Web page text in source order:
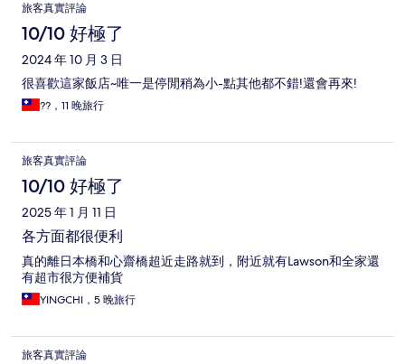
旅客真實評論
10/10 好極了
2024 年 10 月 3 日
很喜歡這家飯店~唯一是停閒稍為小-點其他都不錯!還會再來!
??，11 晚旅行
旅客真實評論
10/10 好極了
2025 年 1 月 11 日
各方面都很便利
真的離日本橋和心齋橋超近走路就到，附近就有Lawson和全家還
有超市很方便補貨
YINGCHI，5 晚旅行
旅客真實評論